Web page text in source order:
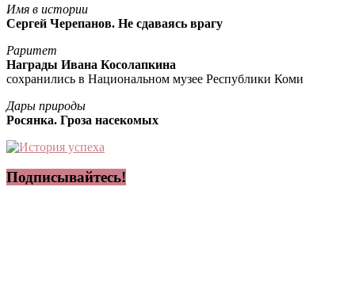
Имя в истории
Сергей Черепанов. Не сдаваясь врагу
Раритет
Награды Ивана Косолапкина
сохранились в Национальном музее Республики Коми
Дары природы
Росянка. Гроза насекомых
Подписывайтесь!